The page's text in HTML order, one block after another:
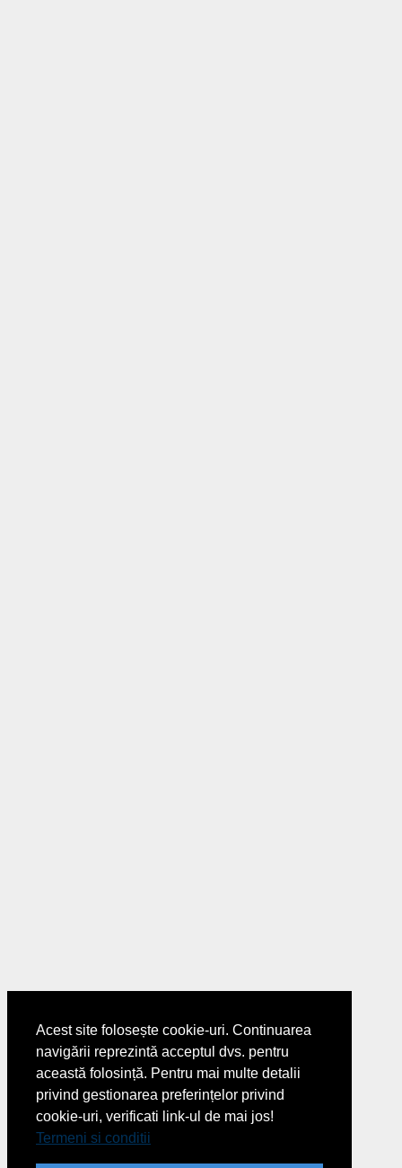
Acest site folosește cookie-uri. Continuarea
navigării reprezintă acceptul dvs. pentru
această folosință. Pentru mai multe detalii
privind gestionarea preferințelor privind
cookie-uri, verificati link-ul de mai jos!
Termeni si conditii